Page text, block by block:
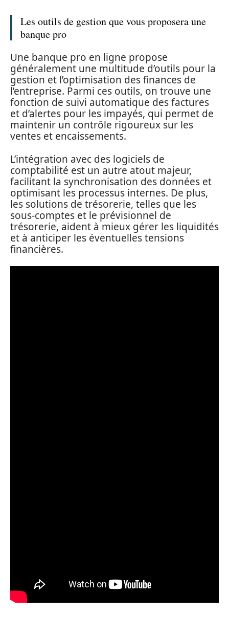
Les outils de gestion que vous proposera une
banque pro
Une banque pro en ligne propose
généralement une multitude d’outils pour la
gestion et l’optimisation des finances de
l’entreprise. Parmi ces outils, on trouve une
fonction de suivi automatique des factures
et d’alertes pour les impayés, qui permet de
maintenir un contrôle rigoureux sur les
ventes et encaissements.
L’intégration avec des logiciels de
comptabilité est un autre atout majeur,
facilitant la synchronisation des données et
optimisant les processus internes. De plus,
les solutions de trésorerie, telles que les
sous-comptes et le prévisionnel de
trésorerie, aident à mieux gérer les liquidités
et à anticiper les éventuelles tensions
financières.